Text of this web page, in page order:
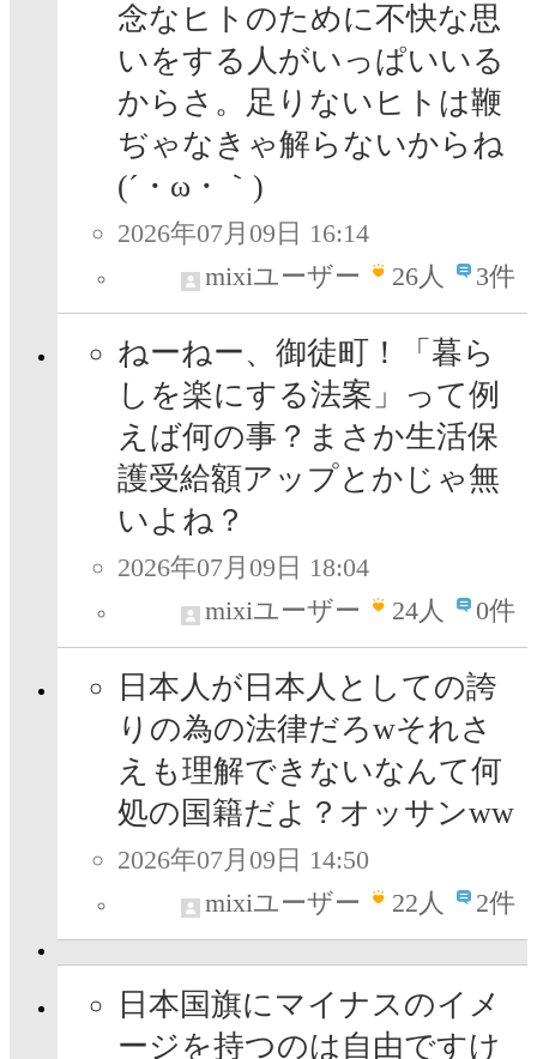
念なヒトのために不快な思
いをする人がいっぱいいる
からさ。足りないヒトは鞭
ぢゃなきゃ解らないからね
(´・ω・｀)
2026年07月09日 16:14
mixiユーザー
26人 3件
ねーねー、御徒町！「暮ら
しを楽にする法案」って例
えば何の事？まさか生活保
護受給額アップとかじゃ無
いよね？
2026年07月09日 18:04
mixiユーザー
24人 0件
日本人が日本人としての誇
りの為の法律だろwそれさ
えも理解できないなんて何
処の国籍だよ？オッサンww
2026年07月09日 14:50
mixiユーザー
22人 2件
日本国旗にマイナスのイメ
ージを持つのは自由ですけ